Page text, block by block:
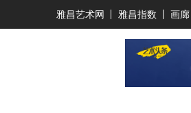
雅昌艺术网 雅昌指数 画廊